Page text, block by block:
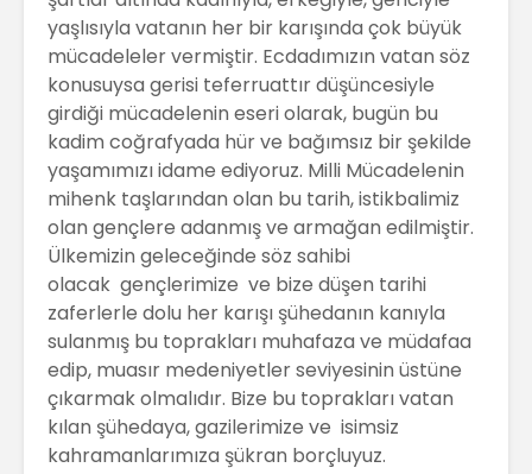
yaşlısıyla vatanın her bir karışında çok büyük
mücadeleler vermiştir. Ecdadımızın vatan söz
konusuysa gerisi teferruattır düşüncesiyle
girdiği mücadelenin eseri olarak, bugün bu
kadim coğrafyada hür ve bağımsız bir şekilde
yaşamımızı idame ediyoruz. Milli Mücadelenin
mihenk taşlarından olan bu tarih, istikbalimiz
olan gençlere adanmış ve armağan edilmiştir.
Ülkemizin geleceğinde söz sahibi
olacak gençlerimize ve bize düşen tarihi
zaferlerle dolu her karışı şühedanın kanıyla
sulanmış bu toprakları muhafaza ve müdafaa
edip, muasır medeniyetler seviyesinin üstüne
çıkarmak olmalıdır. Bize bu toprakları vatan
kılan şühedaya, gazilerimize ve isimsiz
kahramanlarımıza şükran borçluyuz.